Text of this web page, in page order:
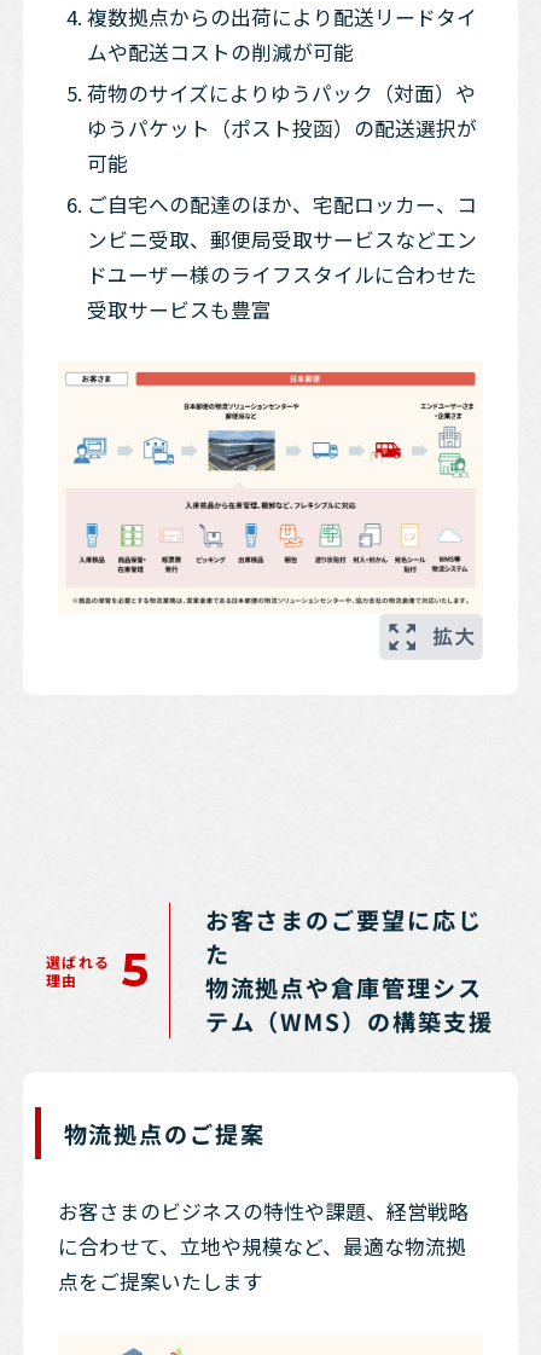
複数拠点からの出荷により配送リードタイ
ムや配送コストの削減が可能
荷物のサイズによりゆうパック（対面）や
ゆうパケット（ポスト投函）の配送選択が
可能
ご自宅への配達のほか、宅配ロッカー、コ
ンビニ受取、郵便局受取サービスなどエン
ドユーザー様のライフスタイルに合わせた
受取サービスも豊富
選ばれる
理由
5
お客さまのご要望に応じ
た
物流拠点や倉庫管理シス
テム（WMS）の構築支援
物流拠点のご提案
お客さまのビジネスの特性や課題、経営戦略
に合わせて、立地や規模など、最適な物流拠
点をご提案いたします